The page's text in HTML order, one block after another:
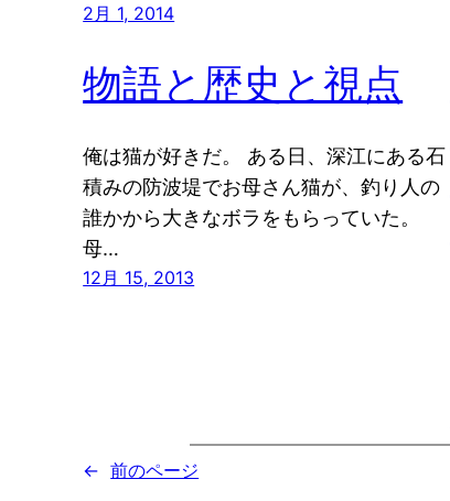
2月 1, 2014
物語と歴史と視点
俺は猫が好きだ。 ある日、深江にある石
積みの防波堤でお母さん猫が、釣り人の
誰かから大きなボラをもらっていた。
母…
12月 15, 2013
← 前のページ